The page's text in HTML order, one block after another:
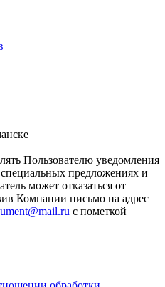
Пользователю уведомления
предложениях и
может отказаться от
Компании письмо на адрес
с пометкой